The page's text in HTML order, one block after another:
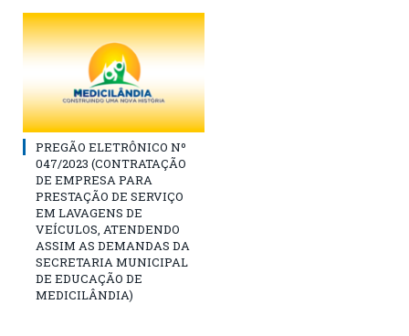
PREGÃO ELETRÔNICO Nº
047/2023 (CONTRATAÇÃO
DE EMPRESA PARA
PRESTAÇÃO DE SERVIÇO
EM LAVAGENS DE
VEÍCULOS, ATENDENDO
ASSIM AS DEMANDAS DA
SECRETARIA MUNICIPAL
DE EDUCAÇÃO DE
MEDICILÂNDIA)